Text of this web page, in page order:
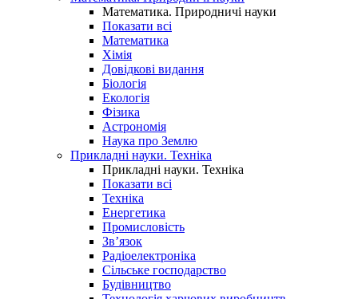
Математика. Природничі науки
Показати всі
Математика
Хімія
Довідкові видання
Біологія
Екологія
Фізика
Астрономія
Наука про Землю
Прикладні науки. Техніка
Прикладні науки. Техніка
Показати всі
Техніка
Енергетика
Промисловість
Зв’язок
Радіоелектроніка
Сільське господарство
Будівництво